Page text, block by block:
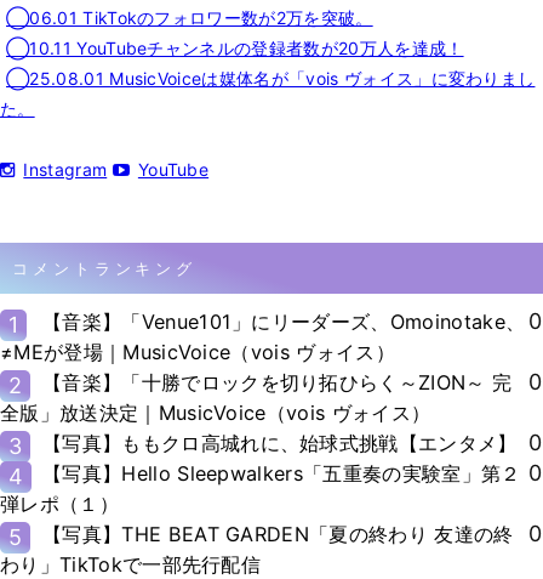
◯06.01 TikTokのフォロワー数が2万を突破。
◯10.11 YouTubeチャンネルの登録者数が20万人を達成！
◯25.08.01 MusicVoiceは媒体名が「vois ヴォイス」に変わりまし
た。
Instagram YouTube
コメントランキング
1
【音楽】「Venue101」にリーダーズ、Omoinotake、
≠MEが登場｜MusicVoice（vois ヴォイス）
0
2
【音楽】「十勝でロックを切り拓ひらく～ZION～ 完
全版」放送決定｜MusicVoice（vois ヴォイス）
0
3 【写真】ももクロ高城れに、始球式挑戦【エンタメ】
0
4
【写真】Hello Sleepwalkers「五重奏の実験室」第２
弾レポ（１）
0
5
【写真】THE BEAT GARDEN「夏の終わり 友達の終
わり」TikTokで一部先行配信
0